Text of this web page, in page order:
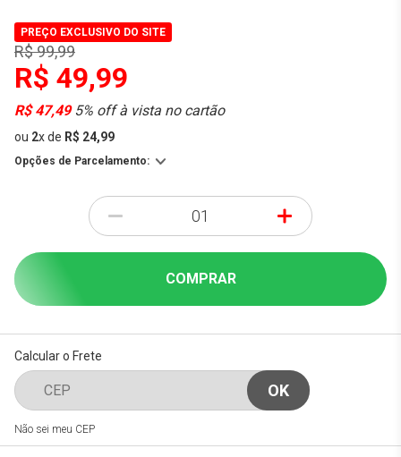
PREÇO EXCLUSIVO DO SITE
R$ 99,99
R$ 49,99
R$ 47,495% off à vista no cartão
ou 2xde R$ 24,99
Opções de Parcelamento:
- +
COMPRAR
Calcular o Frete
Não sei meu CEP